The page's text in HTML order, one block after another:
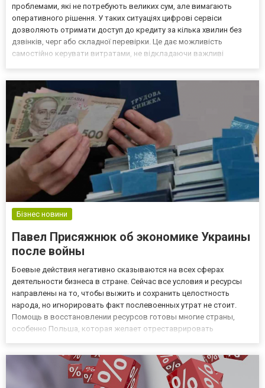
проблемами, які не потребують великих сум, але вимагають
оперативного рішення. У таких ситуаціях цифрові сервіси
дозволяють отримати доступ до кредиту за кілька хвилин без
дзвінків, черг або складної перевірки. Це дає можливість
самостійно керувати витратами, не відкладаючи важливі
уникати...
Бізнес новини
Павел Присяжнюк об экономике Украины
после войны
Боевые действия негативно сказываются на всех сферах
деятельности бизнеса в стране. Сейчас все условия и ресурсы
направлены на то, чтобы выжить и сохранить целостность
народа, но игнорировать факт послевоенных утрат не стоит.
Помощь в восстановлении ресурсов готовы многие страны,
особенно Польша, которая желает отреставрировать
реформировать экономику и...